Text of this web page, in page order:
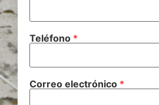
Teléfono *
Correo electrónico *